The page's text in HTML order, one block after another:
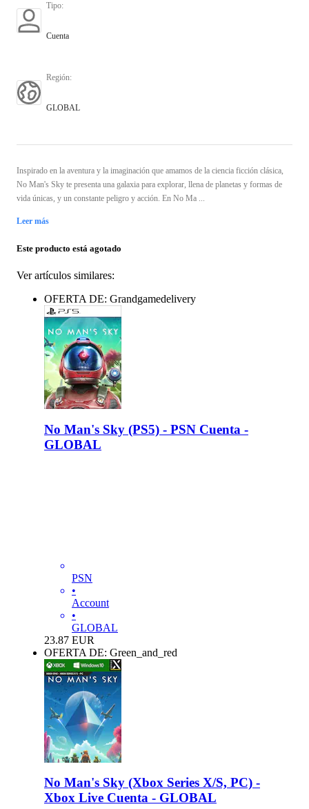
Tipo:
Cuenta
Región:
GLOBAL
Inspirado en la aventura y la imaginación que amamos de la ciencia ficción clásica,
No Man's Sky te presenta una galaxia para explorar, llena de planetas y formas de
vida únicas, y un constante peligro y acción. En No Ma ...
Leer más
Este producto está agotado
Ver artículos similares:
OFERTA DE: Grandgamedelivery
No Man's Sky (PS5) - PSN Cuenta -
GLOBAL
PSN
•
Account
•
GLOBAL
23.87 EUR
OFERTA DE: Green_and_red
No Man's Sky (Xbox Series X/S, PC) -
Xbox Live Cuenta - GLOBAL